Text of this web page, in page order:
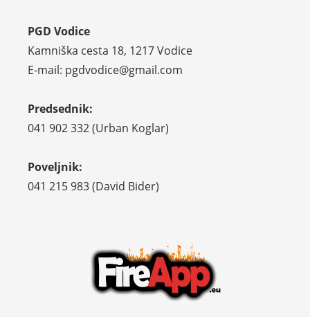
PGD Vodice
Kamniška cesta 18, 1217 Vodice
E-mail: pgdvodice@gmail.com
Predsednik:
041 902 332 (Urban Koglar)
Poveljnik:
041 215 983 (David Bider)